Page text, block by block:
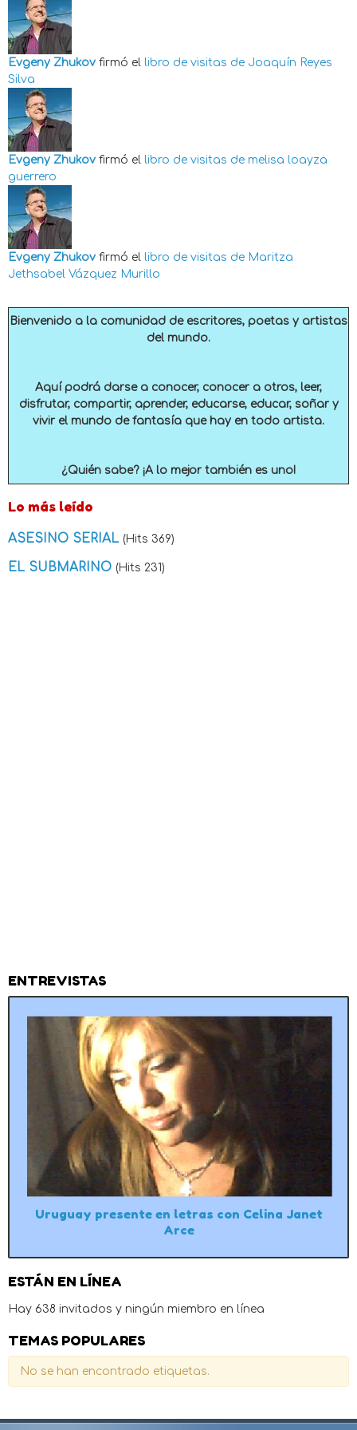
Evgeny Zhukov firmó el libro de visitas de Joaquín Reyes
Silva
Evgeny Zhukov firmó el libro de visitas de melisa loayza
guerrero
Evgeny Zhukov firmó el libro de visitas de Maritza
Jethsabel Vázquez Murillo
Bienvenido a la comunidad de escritores, poetas y artistas
del mundo.
Aquí podrá darse a conocer, conocer a otros, leer,
disfrutar, compartir, aprender, educarse, educar, soñar y
vivir el mundo de fantasía que hay en todo artista.
¿Quién sabe? ¡A lo mejor también es uno!
Lo más leído
ASESINO SERIAL (Hits 369)
EL SUBMARINO (Hits 231)
ENTREVISTAS
Uruguay presente en letras con Celina Janet
Arce
ESTÁN EN LÍNEA
Hay 638 invitados y ningún miembro en línea
TEMAS POPULARES
No se han encontrado etiquetas.